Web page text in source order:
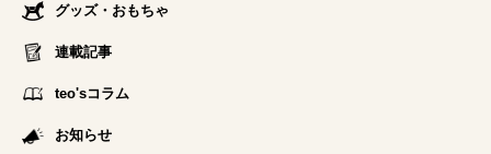
グッズ・おもちゃ
連載記事
teo'sコラム
お知らせ